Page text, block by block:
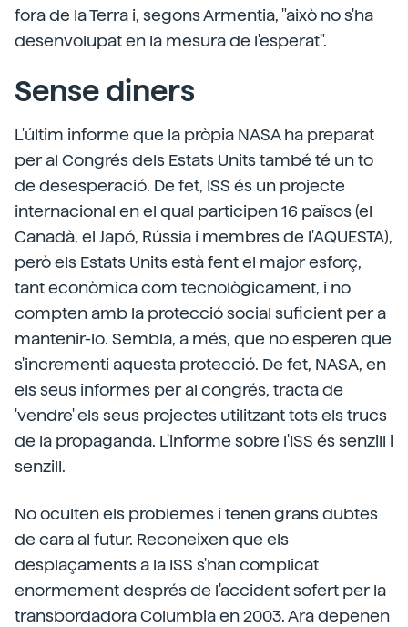
fora de la Terra i, segons Armentia, "això no s'ha
desenvolupat en la mesura de l'esperat".
Sense diners
L'últim informe que la pròpia NASA ha preparat
per al Congrés dels Estats Units també té un to
de desesperació. De fet, ISS és un projecte
internacional en el qual participen 16 països (el
Canadà, el Japó, Rússia i membres de l'AQUESTA),
però els Estats Units està fent el major esforç,
tant econòmica com tecnològicament, i no
compten amb la protecció social suficient per a
mantenir-lo. Sembla, a més, que no esperen que
s'incrementi aquesta protecció. De fet, NASA, en
els seus informes per al congrés, tracta de
'vendre' els seus projectes utilitzant tots els trucs
de la propaganda. L'informe sobre l'ISS és senzill i
senzill.
No oculten els problemes i tenen grans dubtes
de cara al futur. Reconeixen que els
desplaçaments a la ISS s'han complicat
enormement després de l'accident sofert per la
transbordadora Columbia en 2003. Ara depenen